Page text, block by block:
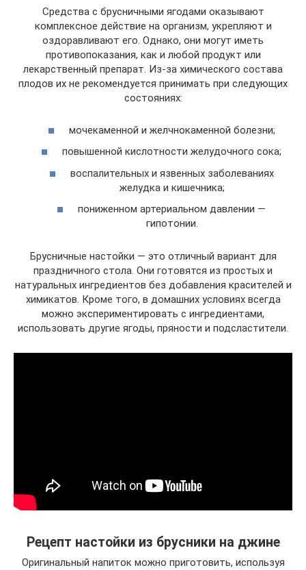
Средства с брусничными ягодами оказывают
комплексное действие на организм, укрепляют и
оздоравливают его. Однако, они могут иметь
противопоказания, как и любой продукт или
лекарственный препарат. Из-за химического состава
плодов их не рекомендуется принимать при следующих
состояниях:
мочекаменной и желчнокаменной болезни;
повышенной кислотности желудочного сока;
воспалительных и язвенных заболеваниях
желудка и кишечника;
пониженном артериальном давлении —
гипотонии.
Брусничные настойки — это отличный вариант для
праздничного стола. Они готовятся из простых и
натуральных ингредиентов без добавления красителей и
химикатов. Кроме того, в домашних условиях всегда
можно экспериментировать с ингредиентами,
использовать другие ягоды, пряности и подсластители.
Рецепт настойки из брусники на джине
Оригинальный напиток можно приготовить, используя